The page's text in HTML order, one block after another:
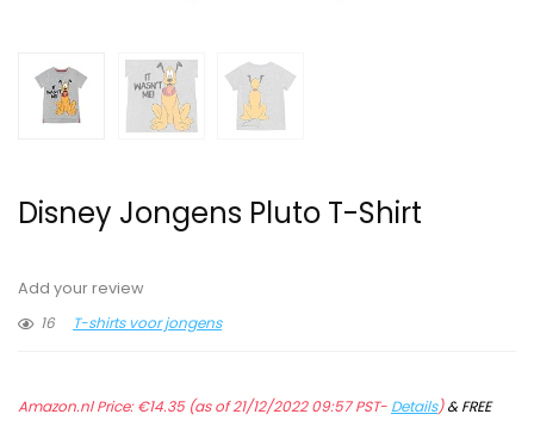
Disney Jongens Pluto T-Shirt
Add your review
16
T-shirts voor jongens
Amazon.nl Price:€14.35(as of 21/12/2022 09:57 PST- Details)&FREE